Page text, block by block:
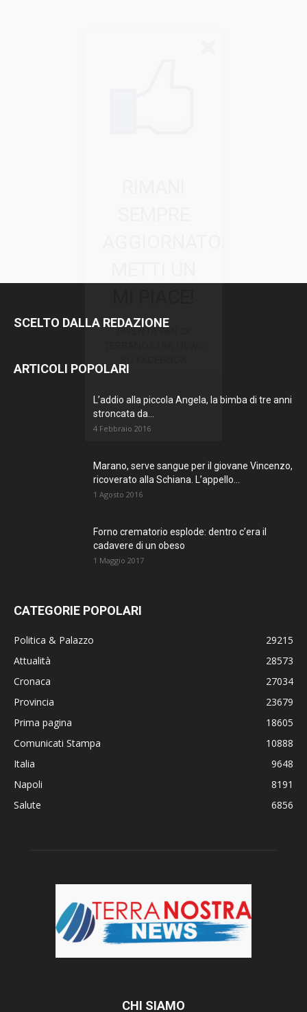
SCELTO DALLA REDAZIONE
ARTICOLI POPOLARI
L’addio alla piccola Angela, la bimba di tre anni
stroncata da...
4 Febbraio 2016
Marano, serve sangue per il giovane Vincenzo,
ricoverato alla Schiana. L’appello...
1 Agosto 2016
Forno crematorio esplode: dentro c’era il
cadavere di un obeso
1 Maggio 2017
CATEGORIE POPOLARI
Politica & Palazzo
29215
Attualità
28573
Cronaca
27034
Provincia
23679
Prima pagina
18605
Comunicati Stampa
10888
Italia
9648
Napoli
8191
Salute
6856
CHI SIAMO
DIVENTA FAN DI